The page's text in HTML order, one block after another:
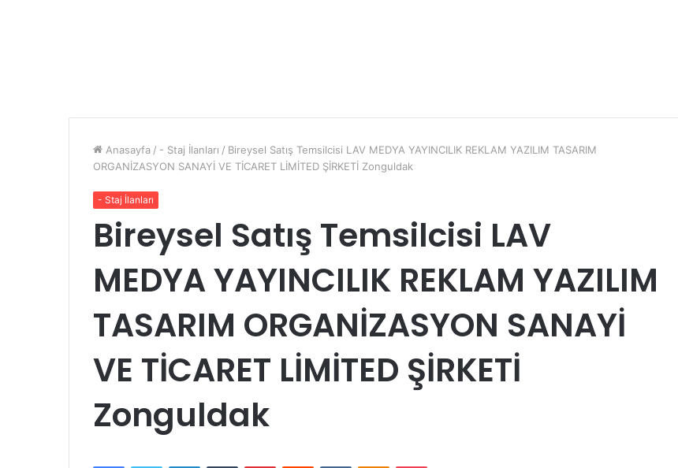
Anasayfa / - Staj İlanları / Bireysel Satış Temsilcisi LAV MEDYA YAYINCILIK REKLAM YAZILIM TASARIM
ORGANİZASYON SANAYİ VE TİCARET LİMİTED ŞİRKETİ Zonguldak
- Staj İlanları
Bireysel Satış Temsilcisi LAV
MEDYA YAYINCILIK REKLAM YAZILIM
TASARIM ORGANİZASYON SANAYİ
VE TİCARET LİMİTED ŞİRKETİ
Zonguldak